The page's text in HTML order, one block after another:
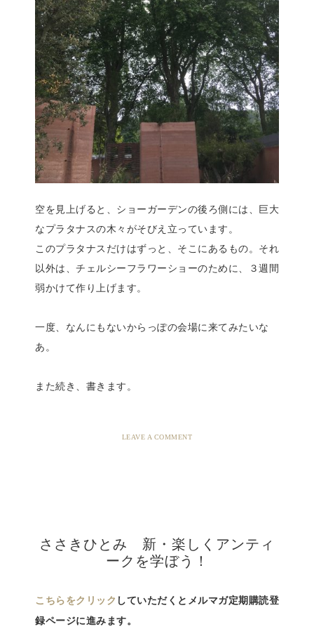
空を見上げると、ショーガーデンの後ろ側には、巨大
なプラタナスの木々がそびえ立っています。
このプラタナスだけはずっと、そこにあるもの。それ
以外は、チェルシーフラワーショーのために、３週間
弱かけて作り上げます。
一度、なんにもないからっぽの会場に来てみたいな
あ。
また続き、書きます。
LEAVE A COMMENT
ささきひとみ 新・楽しくアンティ
ークを学ぼう！
こちらをクリック していただくとメルマガ定期購読登
録ページに進みます。